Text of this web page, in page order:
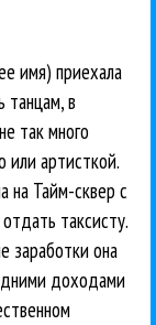
имя) приехала
танцам, в
так много
или артисткой.
на Тайм-сквер с
таксисту.
заработки она
доходами